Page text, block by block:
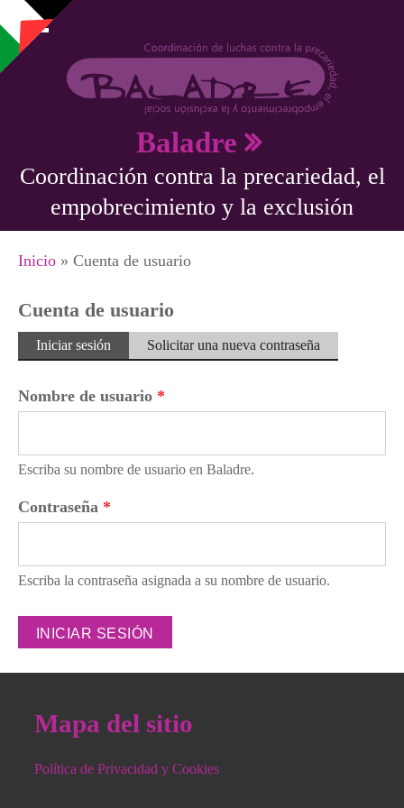
Pasar al contenido principal
Baladre
Coordinación contra la precariedad, el
empobrecimiento y la exclusión
Se encuentra usted aquí
Inicio » Cuenta de usuario
Cuenta de usuario
Solapas principales
Iniciar sesión (solapaSolicitar una nueva contraseña
Nombre de usuario *
Escriba su nombre de usuario en Baladre.
Contraseña *
Escriba la contraseña asignada a su nombre de usuario.
Mapa del sitio
Política de Privacidad y Cookies